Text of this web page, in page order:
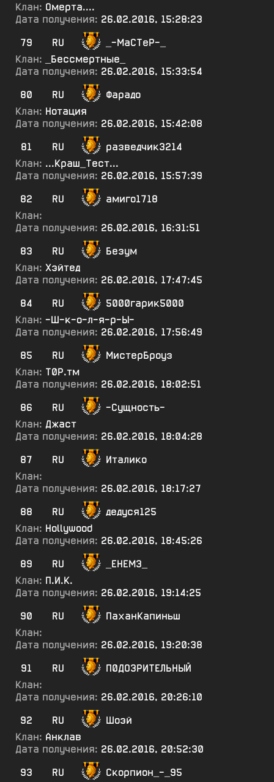
Клан: Омерта....
Дата получения: 26.02.2016, 15:28:23
79
RU
_-МаСТеР-_
Клан:
_Бессмертные_
Дата получения: 26.02.2016, 15:33:54
80
RU
Фарадо
Клан: Нотация
Дата получения: 26.02.2016, 15:42:08
81
RU
разведчик3214
Клан: ...Краш_Тест...
Дата получения: 26.02.2016, 15:57:39
82
RU
амиго1718
Клан:
Дата получения: 26.02.2016, 16:31:51
83
RU
Безум
Клан: Хэйтед
Дата получения: 26.02.2016, 17:47:45
84
RU
5000гарик5000
Клан: -Ш-к-о-л-я-р-Ы-
Дата получения: 26.02.2016, 17:56:49
85
RU
МистерБроуз
Клан: Т0Р.тм
Дата получения: 26.02.2016, 18:02:51
86
RU
-Сущность-
Клан: Джаст
Дата получения: 26.02.2016, 18:04:28
87
RU
Италико
Клан:
Дата получения: 26.02.2016, 18:17:27
88
RU
дедуся125
Клан: Hollywood
Дата получения: 26.02.2016, 18:45:26
89
RU
_ЕНЕМ3_
Клан: П.И.К.
Дата получения: 26.02.2016, 19:14:25
90
RU
ПаханКапиньш
Клан:
Дата получения: 26.02.2016, 19:20:38
91
RU
П0ДО3РИТЕЛЬНЫЙ
Клан:
Дата получения: 26.02.2016, 20:26:10
92
RU
Шоэй
Клан: Анклав
Дата получения: 26.02.2016, 20:52:30
93
RU
Скорпион_-_95